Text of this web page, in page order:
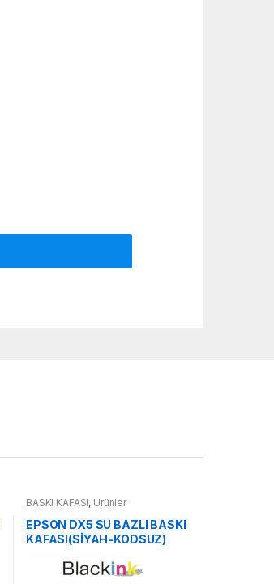
BASKI KAFASI, Ürünler
EPSON DX5 SU BAZLI BASKI
KAFASI(SİYAH-KODSUZ)